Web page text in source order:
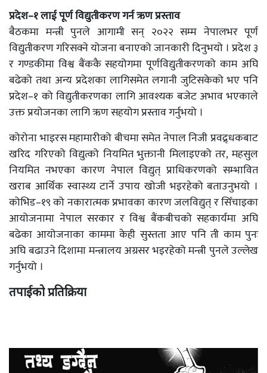
प्रदेश–१ लाई पूर्ण विद्युतीकरण गर्न ऋण प्रस्ताव
बैठकमा मन्त्री पुनले आगामी सन् २०२२ सम्म नेपालभर पूर्ण
विद्युतीकरण गरिसक्ने योजना बनाएको जानकारी दिनुभयो । प्रदेश ३
र गण्डकीमा विश्व बैंककै सहयोगमा पूर्णविद्युतीकरणको काम अघि
बढेको तथा अन्य प्रदेशका लागिसमेत लगानी जुटिसकेको भए पनि
प्रदेश–१ को विद्युतीकरणका लागि आवश्यक बजेट अभाव भएकाले
उक्त प्रयोजनका लागि ऋण सहयोग प्रस्ताव गर्नुभयो ।
कोरोना भाइरस महामारीको बीचमा समेत नेपाल निजी प्रवद्र्धकबाट
खरिद गरिएको विद्युत्को नियमित भुक्तानी मिलाइएको तर, महसुल
नियमित नभएका कारण नेपाल विद्युत् प्राधिकरणको सम्भावित
खराब आर्थिक स्वास्थ्य टार्ने उपाय खोजी भइरहेको बताउनुभयो ।
कोभिड–१९ को नकारात्मक प्रभावका कारण जलविद्युत् र सिँचाइका
आयोजनामा नेपाल सरकार र विश्व बैंकबीचको सहकार्यमा अघि
बढेका आयोजनाका काममा केही सुस्तता आए पनि ती काम पुनः
अघि बढाउने दिशामा मन्त्रालय अग्रसर भइरहेको मन्त्री पुनले उल्लेख
गर्नुभयो ।
तपाईको प्रतिक्रिया